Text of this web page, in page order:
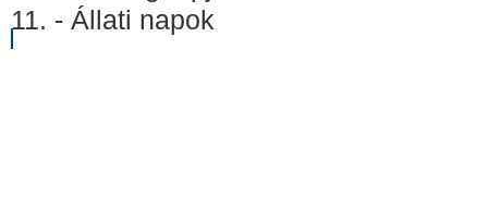
11. - Állati napok